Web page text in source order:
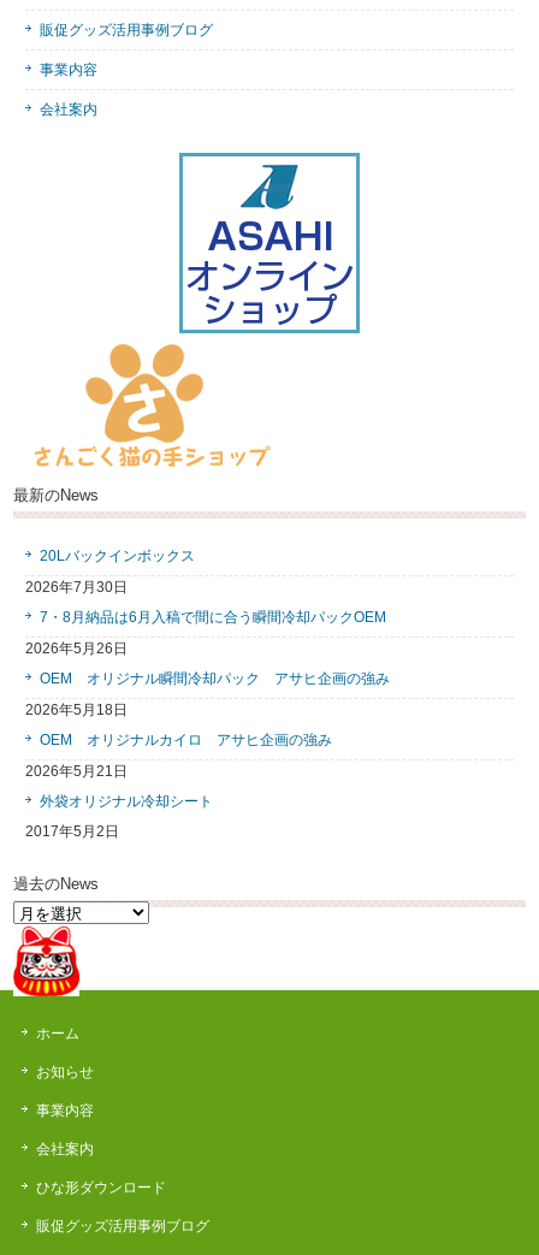
販促グッズ活用事例ブログ
事業内容
会社案内
最新のNews
20Lバックインボックス
2026年7月30日
7・8月納品は6月入稿で間に合う瞬間冷却パックOEM
2026年5月26日
OEM オリジナル瞬間冷却パック アサヒ企画の強み
2026年5月18日
OEM オリジナルカイロ アサヒ企画の強み
2026年5月21日
外袋オリジナル冷却シート
2017年5月2日
過去のNews
過
去
の
News
ホーム
お知らせ
事業内容
会社案内
ひな形ダウンロード
販促グッズ活用事例ブログ